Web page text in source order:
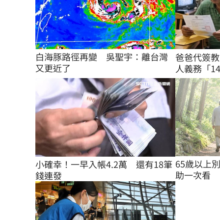
白海豚路徑再變　吳聖宇：離台灣
又更近了
爸爸代簽
人義務「
小確幸！一早入帳4.2萬　還有18筆
錢連發
65歲以上
助一次看